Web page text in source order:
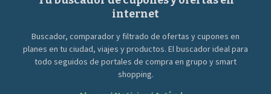
internet
Buscador, comparador y filtrado de ofertas y cupones en
planes en tu ciudad, viajes y productos. El buscador ideal para
todo seguidos de portales de compra en grupo y smart
shopping.